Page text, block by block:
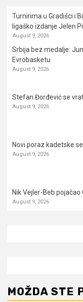
Turnirima u Gradišci i
ligaško izdanje Jelen
August 9, 2026
Srbija bez medalje:
Evrobasketu
August 9, 2026
Stefan Đorđević se
August 9, 2026
Novi poraz kadetske
August 9, 2026
Nik Vejler-Beb
August 9, 2026
MOŽDA STE